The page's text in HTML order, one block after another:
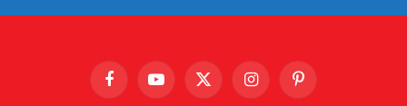
FacebookYouTube X
InstagramPinterest